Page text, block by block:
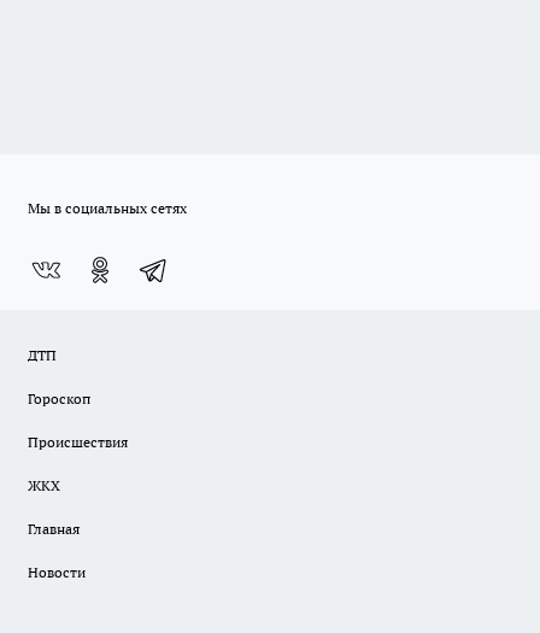
Мы в социальных сетях
ДТП
Гороскоп
Происшествия
ЖКХ
Главная
Новости